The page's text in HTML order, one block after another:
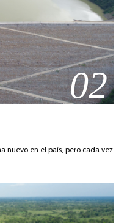
02
DE
nuevo en el país, pero cada vez